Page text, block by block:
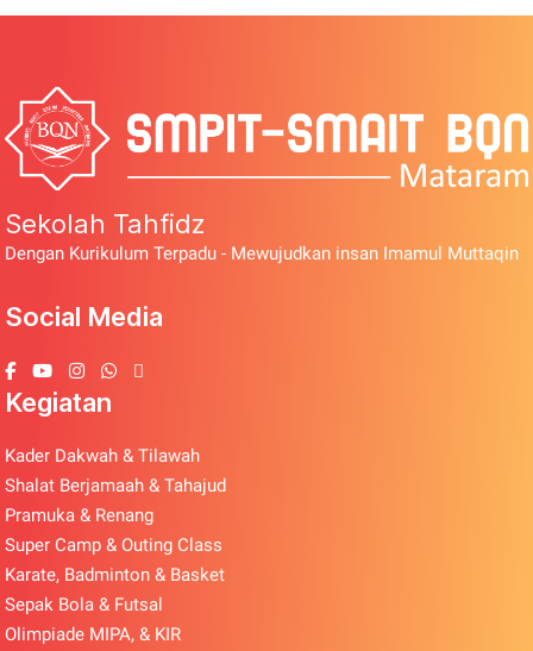
Sekolah Tahfidz
Dengan Kurikulum Terpadu - Mewujudkan insan Imamul Muttaqin
Social Media
Kegiatan
Kader Dakwah & Tilawah
Shalat Berjamaah & Tahajud
Pramuka & Renang
Super Camp & Outing Class
Karate, Badminton & Basket
Sepak Bola & Futsal
Olimpiade MIPA, & KIR